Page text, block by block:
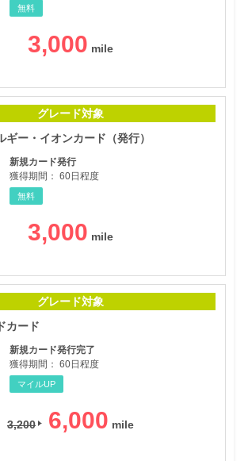
無料
3,000
グレード対象
ギー・イオンカード（発行）
新規カード発行
獲得期間： 60日程度
無料
3,000
グレード対象
カード
新規カード発行完了
獲得期間： 60日程度
マイルUP
3,200 6,000